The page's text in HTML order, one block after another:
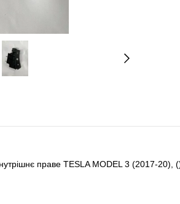
праве TESLA MODEL 3 (2017-20),